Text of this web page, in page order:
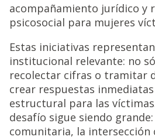
acompañamiento jurídico y
psicosocial para mujeres
Estas iniciativas
institucional relevante: no
recolectar cifras o tramitar
crear respuestas
estructural para las
desafío sigue siendo
comunitaria, la intersección